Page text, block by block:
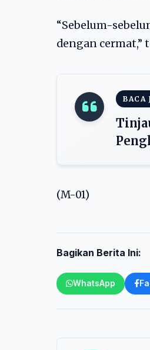
“Sebelum-
dengan cermat,”
BACA
(M-01)
Bagikan Berita Ini:
WhatsApp